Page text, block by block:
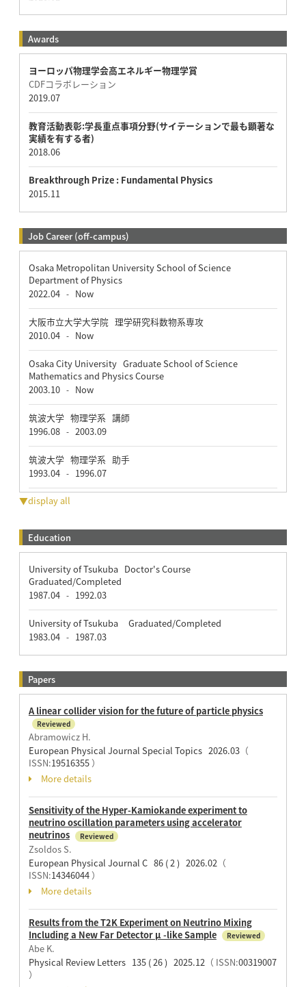
Awards
ヨーロッパ物理学会高エネルギー物理学賞
CDFコラボレーション
2019.07
教育活動表彰:学長重点事項分野(サイテーションで最も顕著な
実績を有する者)
2018.06
Breakthrough Prize : Fundamental Physics
2015.11
Job Career (off-campus)
Osaka Metropolitan University School of Science
Department of Physics
2022.04 - Now
大阪市立大学大学院 理学研究科数物系専攻
2010.04 - Now
Osaka City University Graduate School of Science
Mathematics and Physics Course
2003.10 - Now
筑波大学 物理学系 講師
1996.08 - 2003.09
筑波大学 物理学系 助手
1993.04 - 1996.07
▼display all
Education
University of Tsukuba Doctor's Course
Graduated/Completed
1987.04 - 1992.03
University of Tsukuba Graduated/Completed
1983.04 - 1987.03
Papers
A linear collider vision for the future of particle physics
Reviewed
Abramowicz H.
European Physical Journal Special Topics 2026.03（
ISSN:19516355）
More details
Sensitivity of the Hyper-Kamiokande experiment to
neutrino oscillation parameters using accelerator
neutrinos
Reviewed
Zsoldos S.
European Physical Journal C 86 ( 2 ) 2026.02 （
ISSN:14346044）
More details
Results from the T2K Experiment on Neutrino Mixing
Including a New Far Detector μ -like Sample
Reviewed
Abe K.
Physical Review Letters 135 ( 26 ) 2025.12（ ISSN:00319007
）